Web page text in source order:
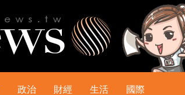
政治 財經 生活 國際